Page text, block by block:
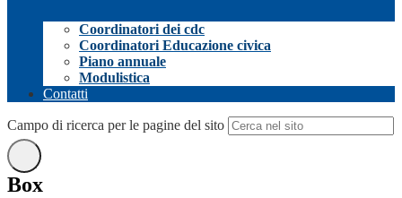
Coordinatori dei cdc
Coordinatori Educazione civica
Piano annuale
Modulistica
Contatti
Campo di ricerca per le pagine del sito
Box